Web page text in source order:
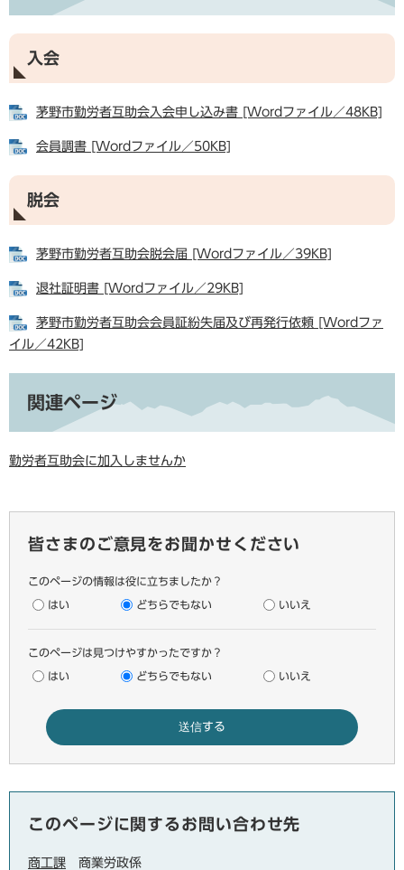
入会
茅野市勤労者互助会入会申し込み書 [Wordファイル／48KB]
会員調書 [Wordファイル／50KB]
脱会
茅野市勤労者互助会脱会届 [Wordファイル／39KB]
退社証明書 [Wordファイル／29KB]
茅野市勤労者互助会会員証紛失届及び再発行依頼 [Wordファ
イル／42KB]
関連ページ
勤労者互助会に加入しませんか
皆さまのご意見をお聞かせください
このページの情報は役に立ちましたか？
はい どちらでもない いいえ
このページは見つけやすかったですか？
はい どちらでもない いいえ
このページに関するお問い合わせ先
商工課 商業労政係